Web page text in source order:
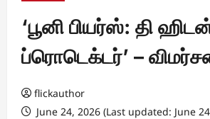
‘பூனி பியர்ஸ்: தி
ப்ரொடெக்டர்’ –
flickauthor
June 24, 2026 (Last updated: June